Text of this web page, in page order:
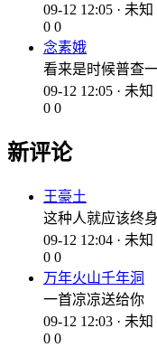
09-12 12:05 · 未知
0 0
念素娥
看来是时候普查
09-12 12:05 · 未知
0 0
新评论
王豪土
这种人就应该终
09-12 12:04 · 未知
0 0
万年火山千年洞
一首凉凉送给你
09-12 12:03 · 未知
0 0